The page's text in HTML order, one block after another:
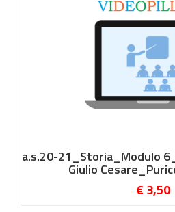
a.s.20-21_Storia_Modulo
Giulio
€ 3,50